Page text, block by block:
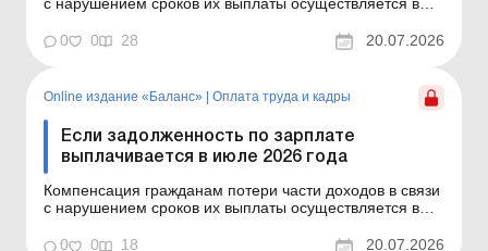
календарных месяцев в соответствии с Порядком,
утвержденным постановлением КМУ от 21.02.2001 №
произведение начи...
0 0 28 20.07.2026
Online издание «Баланс» Оплата труда и кадры
Если задолженность по зарплате
выплачивается в июле 2026 года
Компенсация гражданам потери части доходов в связи
с нарушением сроков их выплаты осуществляется в
календарных месяцев в соответствии с Порядком,
0 0 18 20.07.2026